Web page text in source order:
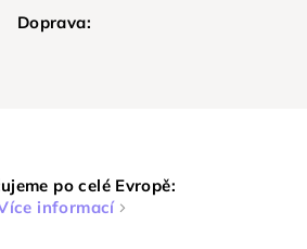
Doprava:
po celé Evropě:
informací